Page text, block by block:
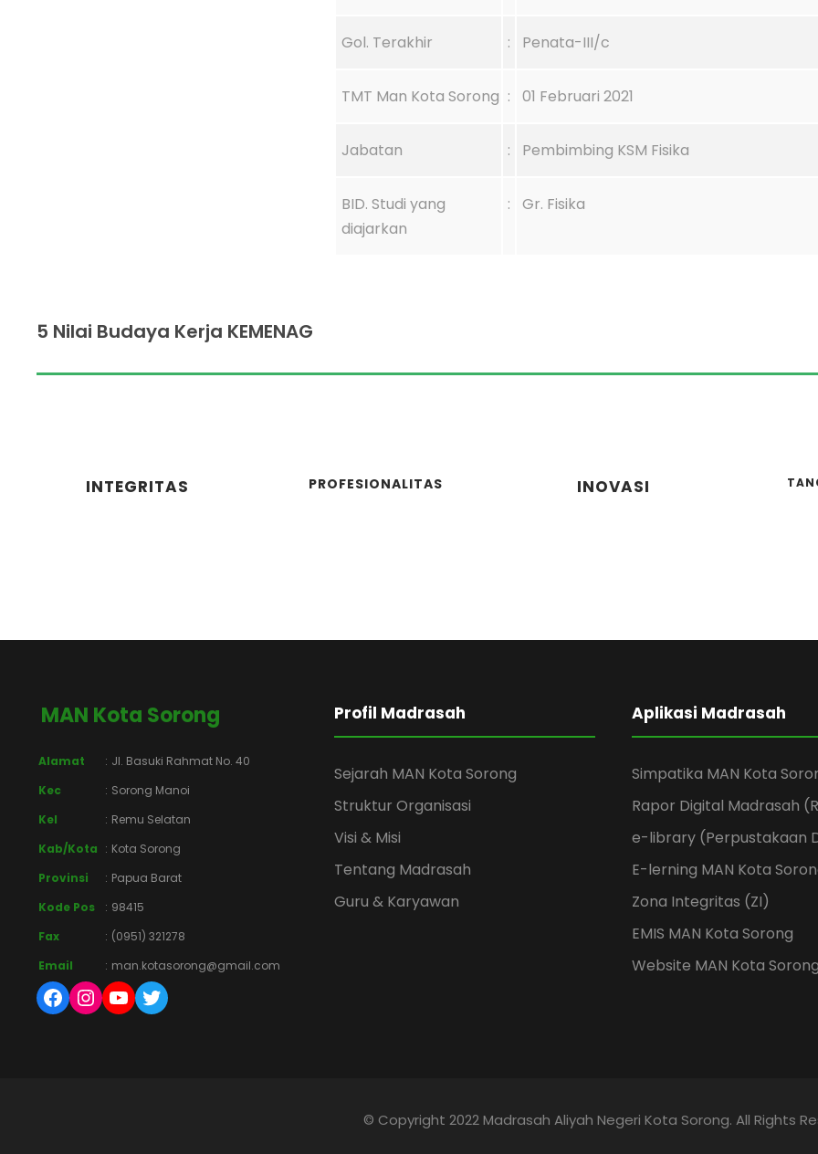
Gol. Terakhir : Penata-III/c
TMT Man Kota Sorong : 01 Februari 2021
Jabatan : Pembimbing KSM Fisika
BID. Studi yang
diajarkan
: Gr. Fisika
5 Nilai Budaya Kerja KEMENAG
INTEGRITAS PROFESIONALITAS INOVASI
MAN Kota Sorong
Alamat : Jl. Basuki Rahmat No. 40
Kec
: Sorong Manoi
Kel
: Remu Selatan
Kab/Kota : Kota Sorong
Provinsi
: Papua Barat
Kode Pos
: 98415
Fax
: (0951) 321278
Email
: man.kotasorong@gmail.com
Facebook Instagram YouTube Twitter
Profil Madrasah
Sejarah MAN Kota Sorong
Struktur Organisasi
Visi & Misi
Tentang Madrasah
Guru & Karyawan
Aplikasi Madrasah
Simpatika MAN Kota
Rapor Digital Madrasah
e-library (Perpustakaan
E-lerning MAN Kota
Zona Integritas (ZI)
EMIS MAN Kota Sorong
Website MAN Kota Sorong
© Copyright 2022 Madrasah Aliyah Negeri Kota Sorong. All Rights